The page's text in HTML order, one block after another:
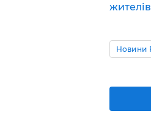
жителів
Новини